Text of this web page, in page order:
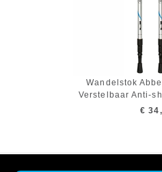
Wandelstok
Verstelbaar Anti-
€